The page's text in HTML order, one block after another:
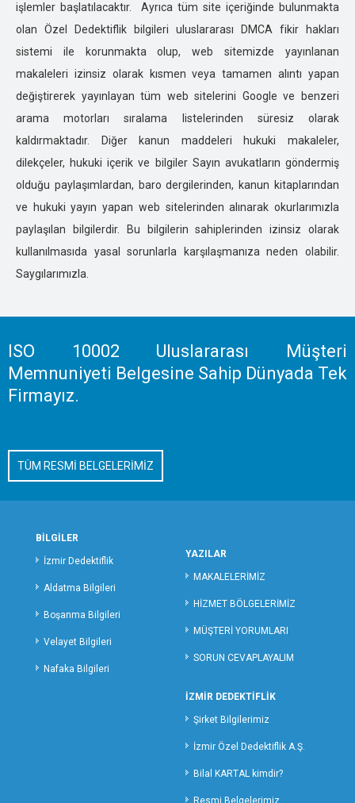
GİRESUN ÖZEL DEDEKTİFLİK
GÜMÜŞHANE ÖZEL DEDEKTİFLİK
HAKKARİ ÖZEL DEDEKTİFLİK
HATAY ÖZEL DEDEKTİFLİK
ISPARTA ÖZEL DEDEKTİFLİK
IĞDIR ÖZEL DEDEKTİFLİK
İSTANBUL ÖZEL DEDEKTİFLİK
İZMİR ÖZEL DEDEKTİFLİK
KARS ÖZEL DEDEKTİFLİK
KASTOMONU ÖZEL DEDEKTİFLİK
KARAMAN ÖZEL DEDEKTİFLİK
KARABÜK ÖZEL DEDEKTİFLİK
KAHRAMANMARAŞ ÖZEL DEDEKTİFLİK
KIRIKKALE ÖZEL DEDEKTİFLİK
KIRŞEHİR ÖZEL DEDEKTİFLİK
KOCAELİ ÖZEL DEDEKTİFLİK
KİLİS ÖZEL DEDEKTİFLİK
MALATYA ÖZEL DEDEKTİFLİK
MARDİN ÖZEL DEDEKTİFLİK
NEVŞEHİR ÖZEL DEDEKTİFLİK
NİĞDE ÖZEL DEDEKTİFLİK
ORDU ÖZEL DEDEKTİFLİK
işlemler başlatılacaktır. Ayrıca tüm site içeriğinde bulunmakta
olan Özel Dedektiflik bilgileri uluslararası DMCA fikir hakları
sistemi ile korunmakta olup, web sitemizde yayınlanan
makaleleri izinsiz olarak kısmen veya tamamen alıntı yapan
değiştirerek yayınlayan tüm web sitelerini Google ve benzeri
arama motorları sıralama listelerinden süresiz olarak
kaldırmaktadır. Diğer kanun maddeleri hukuki makaleler,
dilekçeler, hukuki içerik ve bilgiler Sayın avukatların göndermiş
olduğu paylaşımlardan, baro dergilerinden, kanun kitaplarından
ve hukuki yayın yapan web sitelerinden alınarak okurlarımızla
paylaşılan bilgilerdir. Bu bilgilerin sahiplerinden izinsiz olarak
kullanılmasıda yasal sorunlarla karşılaşmanıza neden olabilir.
Saygılarımızla.
ISO 10002 Uluslararası Müşteri
Memnuniyeti Belgesine Sahip Dünyada Tek
Firmayız.
TÜM RESMİ BELGELERİMİZ
BİLGİLER
İzmir Dedektiflik
Aldatma Bilgileri
Boşanma Bilgileri
Velayet Bilgileri
Nafaka Bilgileri
YAZILAR
MAKALELERİMİZ
HİZMET BÖLGELERİMİZ
MÜŞTERİ YORUMLARI
SORUN CEVAPLAYALIM
İZMİR DEDEKTİFLİK
Şirket Bilgilerimiz
İzmir Özel Dedektiflik A.Ş.
Bilal KARTAL kimdir?